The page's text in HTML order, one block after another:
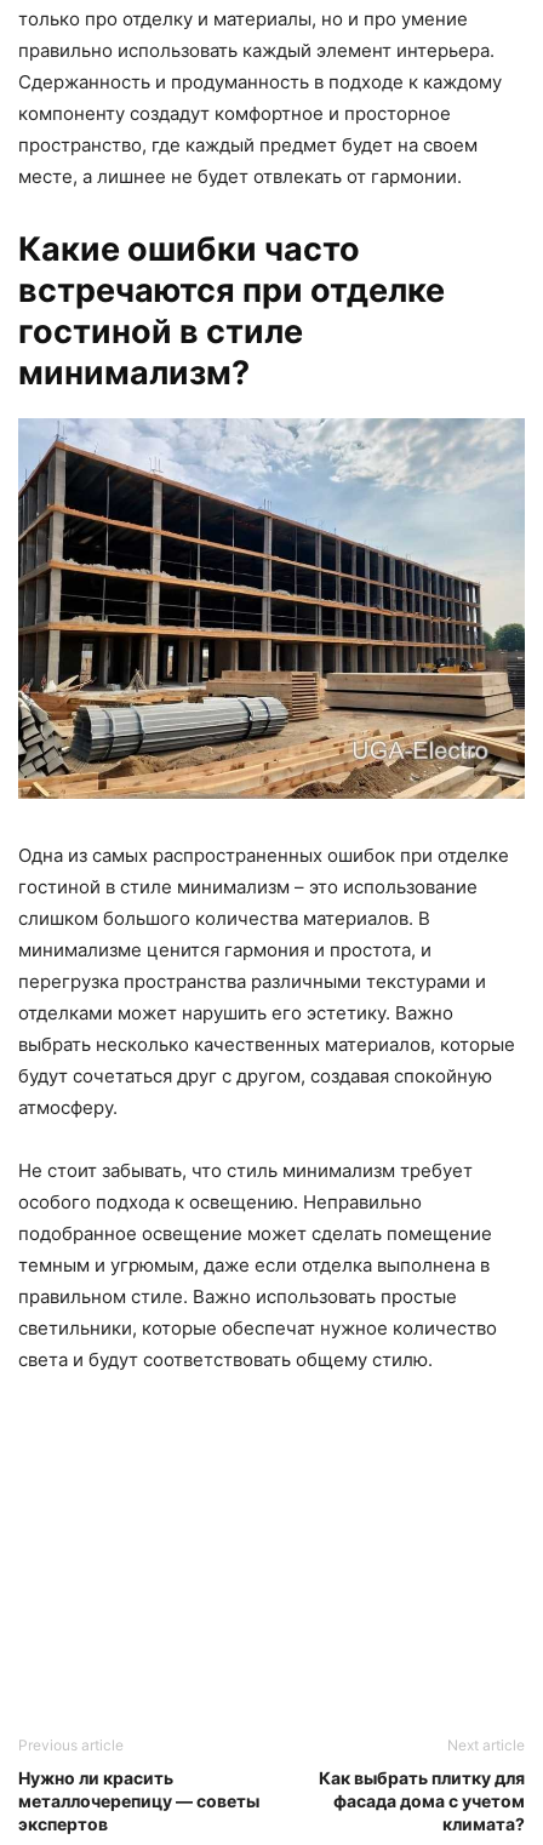
только про отделку и материалы, но и про умение
правильно использовать каждый элемент интерьера.
Сдержанность и продуманность в подходе к каждому
компоненту создадут комфортное и просторное
пространство, где каждый предмет будет на своем
месте, а лишнее не будет отвлекать от гармонии.
Какие ошибки часто
встречаются при отделке
гостиной в стиле
минимализм?
Одна из самых распространенных ошибок при отделке
гостиной в стиле минимализм – это использование
слишком большого количества материалов. В
минимализме ценится гармония и простота, и
перегрузка пространства различными текстурами и
отделками может нарушить его эстетику. Важно
выбрать несколько качественных материалов, которые
будут сочетаться друг с другом, создавая спокойную
атмосферу.
Не стоит забывать, что стиль минимализм требует
особого подхода к освещению. Неправильно
подобранное освещение может сделать помещение
темным и угрюмым, даже если отделка выполнена в
правильном стиле. Важно использовать простые
светильники, которые обеспечат нужное количество
света и будут соответствовать общему стилю.
Previous article
Нужно ли красить
металлочерепицу — советы
экспертов
Next article
Как выбрать плитку для
фасада дома с учетом
климата?